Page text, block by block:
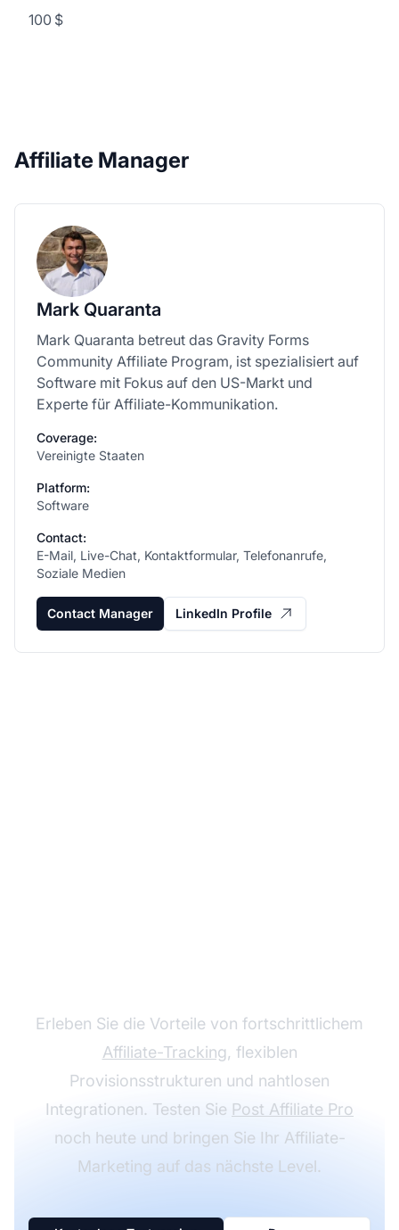
100 $
Affiliate Manager
Mark Quaranta
Mark Quaranta betreut das Gravity Forms
Community Affiliate Program, ist spezialisiert auf
Software mit Fokus auf den US-Markt und
Experte für Affiliate-Kommunikation.
Coverage:
Vereinigte Staaten
Platform:
Software
Contact:
E-Mail, Live-Chat, Kontaktformular, Telefonanrufe,
Soziale Medien
Contact Manager LinkedIn Profile
Erleben Sie die Vorteile von fortschrittlichem
Affiliate-Tracking, flexiblen
Provisionsstrukturen und nahtlosen
Integrationen. Testen Sie Post Affiliate Pro
noch heute und bringen Sie Ihr Affiliate-
Marketing auf das nächste Level.